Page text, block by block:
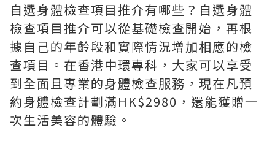
自選身體檢查項目推介有哪些？自選身體
檢查項目推介可以從基礎檢查開始，再根
據自己的年齡段和實際情況增加相應的檢
查項目。在香港中環專科，大家可以享受
到全面且專業的身體檢查服務，現在凡預
約身體檢查計劃滿HK$2980，還能獲贈一
次生活美容的體驗。